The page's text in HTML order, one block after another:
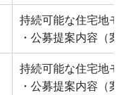
持続可能な住宅地
・公募提案内容（
持続可能な住宅地
・公募提案内容（